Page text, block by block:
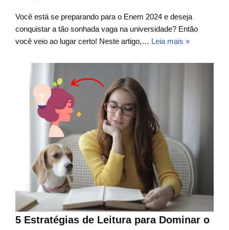
Você está se preparando para o Enem 2024 e deseja
conquistar a tão sonhada vaga na universidade? Então
você veio ao lugar certo! Neste artigo,… Leia mais »
5 Estratégias de Leitura para Dominar o